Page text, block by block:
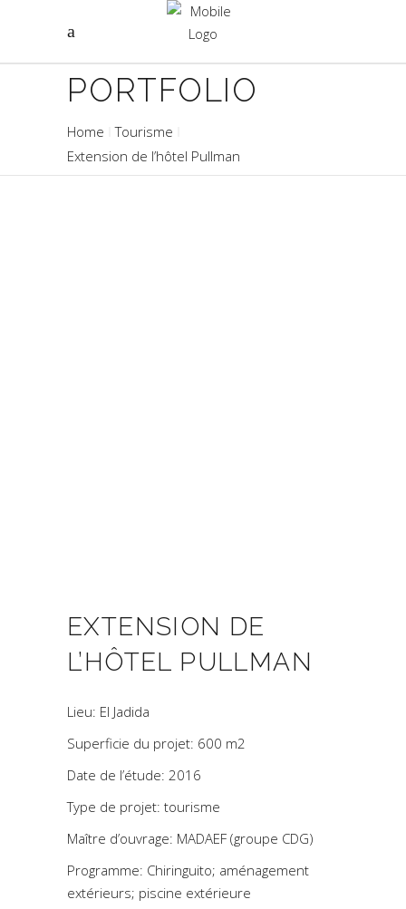
PORTFOLIO
Home
Tourisme
Extension de l’hôtel Pullman
EXTENSION DE
L’HÔTEL PULLMAN
Lieu: El Jadida
Superficie du projet: 600 m2
Date de l’étude: 2016
Type de projet: tourisme
Maître d’ouvrage: MADAEF (groupe CDG)
Programme: Chiringuito; aménagement
extérieurs; piscine extérieure